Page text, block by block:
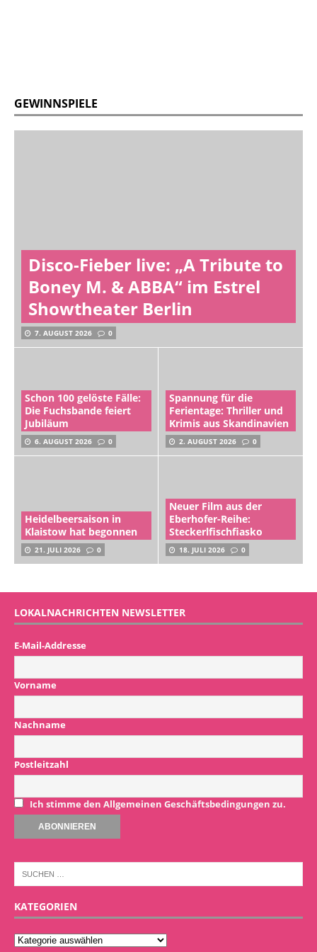
GEWINNSPIELE
Disco-Fieber live: „A Tribute to
Boney M. & ABBA“ im Estrel
Showtheater Berlin
7. AUGUST 2026 0
Schon 100 gelöste Fälle:
Die Fuchsbande feiert
Jubiläum
6. AUGUST 2026 0
Spannung für die
Ferientage: Thriller und
Krimis aus Skandinavien
2. AUGUST 2026 0
Heidelbeersaison in
Klaistow hat begonnen
21. JULI 2026 0
Neuer Film aus der
Eberhofer-Reihe:
Steckerlfischfiasko
18. JULI 2026 0
LOKALNACHRICHTEN NEWSLETTER
E-Mail-Addresse
Vorname
Nachname
Postleitzahl
Ich stimme den Allgemeinen Geschäftsbedingungen zu.
KATEGORIEN